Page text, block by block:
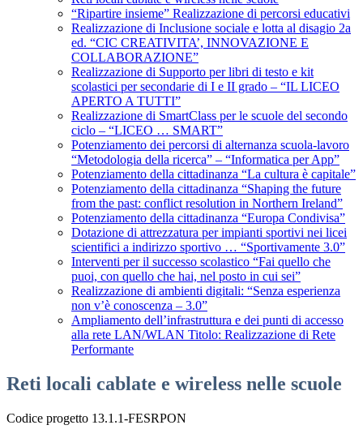
“Ripartire insieme” Realizzazione di percorsi educativi
Realizzazione di Inclusione sociale e lotta al disagio 2a
ed. “CIC CREATIVITA’, INNOVAZIONE E
COLLABORAZIONE”
Realizzazione di Supporto per libri di testo e kit
scolastici per secondarie di I e II grado – “IL LICEO
APERTO A TUTTI”
Realizzazione di SmartClass per le scuole del secondo
ciclo – “LICEO … SMART”
Potenziamento dei percorsi di alternanza scuola-lavoro
“Metodologia della ricerca” – “Informatica per App”
Potenziamento della cittadinanza “La cultura è capitale”
Potenziamento della cittadinanza “Shaping the future
from the past: conflict resolution in Northern Ireland”
Potenziamento della cittadinanza “Europa Condivisa”
Dotazione di attrezzatura per impianti sportivi nei licei
scientifici a indirizzo sportivo … “Sportivamente 3.0”
Interventi per il successo scolastico “Fai quello che
puoi, con quello che hai, nel posto in cui sei”
Realizzazione di ambienti digitali: “Senza esperienza
non v’è conoscenza – 3.0”
Ampliamento dell’infrastruttura e dei punti di accesso
alla rete LAN/WLAN Titolo: Realizzazione di Rete
Performante
Reti locali cablate e wireless nelle scuole
Codice progetto 13.1.1-FESRPON